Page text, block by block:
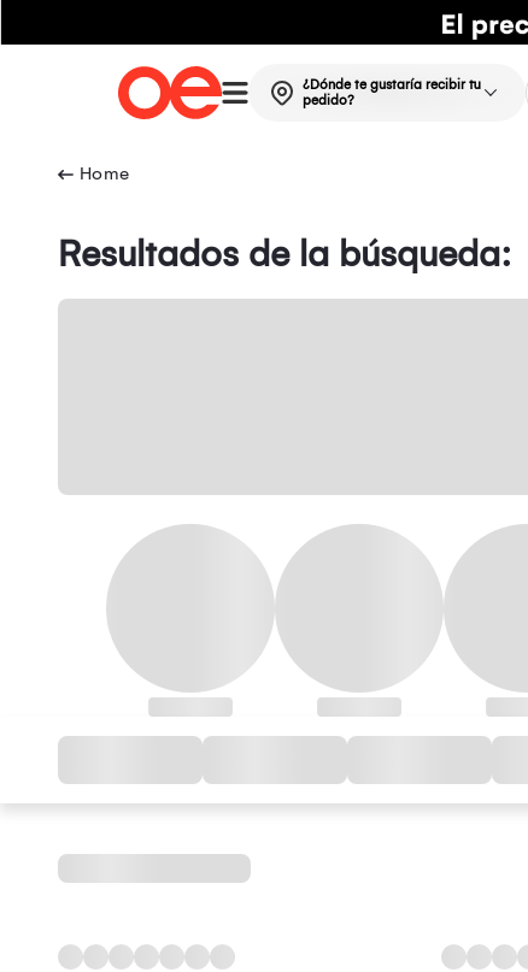
¿Dónde te gustaría recibir tu
pedido?
Resultados de la búsqueda: